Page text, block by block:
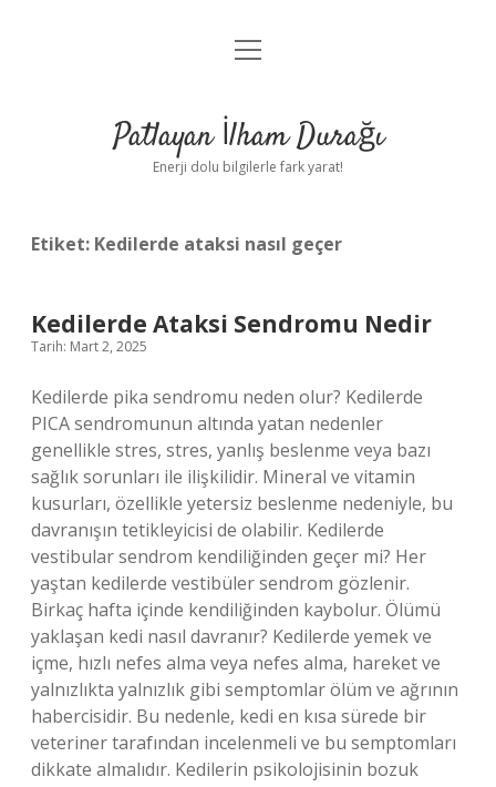
Anasayfa
Yasal Uyarı
menüyü
Patlayan İlham Durağı
Enerji dolu bilgilerle fark yarat!
Etiket: Kedilerde ataksi nasıl geçer
Kedilerde Ataksi Sendromu Nedir
Tarih: Mart 2, 2025
Kedilerde pika sendromu neden olur? Kedilerde
PICA sendromunun altında yatan nedenler
genellikle stres, stres, yanlış beslenme veya bazı
sağlık sorunları ile ilişkilidir. Mineral ve vitamin
kusurları, özellikle yetersiz beslenme nedeniyle, bu
davranışın tetikleyicisi de olabilir. Kedilerde
vestibular sendrom kendiliğinden geçer mi? Her
yaştan kedilerde vestibüler sendrom gözlenir.
Birkaç hafta içinde kendiliğinden kaybolur. Ölümü
yaklaşan kedi nasıl davranır? Kedilerde yemek ve
içme, hızlı nefes alma veya nefes alma, hareket ve
yalnızlıkta yalnızlık gibi semptomlar ölüm ve ağrının
habercisidir. Bu nedenle, kedi en kısa sürede bir
veteriner tarafından incelenmeli ve bu semptomları
dikkate almalıdır. Kedilerin psikolojisinin bozuk